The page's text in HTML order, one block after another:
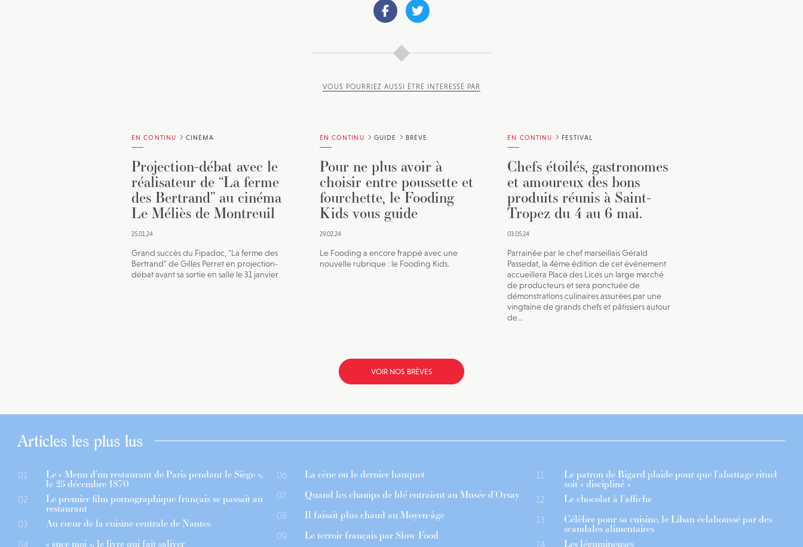
VOUS POURRIEZ AUSSI ÊTRE INTÉRESSÉ PAR
EN CONTINU CINÉMA
Projection-débat avec le
réalisateur de “La ferme
des Bertrand” au cinéma
Le Méliès de Montreuil
25.01.24
Grand succès du Fipadoc, "La ferme des
Bertrand" de Gilles Perret en projection-
débat avant sa sortie en salle le 31 janvier
EN CONTINU GUIDE BRÈVE
Pour ne plus avoir à
choisir entre poussette et
fourchette, le Fooding
Kids vous guide
29.02.24
Le Fooding a encore frappé avec une
nouvelle rubrique : le Fooding Kids.
EN CONTINU FESTIVAL
Chefs étoilés, gastronomes
et amoureux des bons
produits réunis à Saint-
Tropez du 4 au 6 mai.
03.05.24
Parrainée par le chef marseillais Gérald
Passedat, la 4ème édition de cet événement
accueillera Place des Lices un large marché
de producteurs et sera ponctuée de
démonstrations culinaires assurées par une
vingtaine de grands chefs et pâtissiers autour
de...
VOIR NOS BRÈVES
Articles les plus lus
01 Le « Menu d’un restaurant de Paris pendant le Siège »,
le 25 décembre 1870
02 Le premier film pornographique français se passait au
restaurant
03 Au cœur de la cuisine centrale de Nantes
04 « suce moi », le livre qui fait saliver
06 La cène ou le dernier banquet
07 Quand les champs de blé entraient au Musée d’Orsay
08 Il faisait plus chaud au Moyen-âge
09 Le terroir français par Slow Food
11 Le patron de Bigard plaide pour que l’abattage rituel
soit « discipliné »
12 Le chocolat à l’affiche
13 Célèbre pour sa cuisine, le Liban éclaboussé par des
scandales alimentaires
14 Les légumineuses